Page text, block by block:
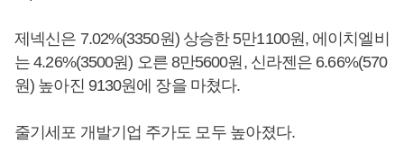
제넥신은 7.02%(3350원) 상승한 5만1100원, 에이치엘비
는 4.26%(3500원) 오른 8만5600원, 신라젠은 6.66%(570
원) 높아진 9130원에 장을 마쳤다.
줄기세포 개발기업 주가도 모두 높아졌다.